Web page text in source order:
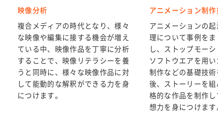
クリエーシ
ョン・スキ
ルズ
映像クリエーションC
写真撮影表現法A
写真撮影表現法B
アニメーション制作技法A
アニメーション制作技法B
コンピュータグラフィックス
A
コンピュータグラフィックス
サウンドクリエーションA
メディア情報社会プロジェク
トB
関連科目
日本語教育実践A
クリエーシ
ョン・スキ
ルズ
プロジェクト科目
メディア情報社会プロジェク
トC
メディア情報社会プロジェク
映像分析
複合メディアの時代となり、様々
な映像や編集に接する機会が増え
ている中、映像作品を丁寧に分析
することで、映像リテラシーを養
うと同時に、様々な映像作品に対
して能動的な解釈ができる力を身
につけます。
アニメーション制
アニメーションの
理について事例を
し、ストップモー
ソフトウエアを用
制作などの基礎技
後、ストーリーを
格的な作品を制作
想力を身につけま